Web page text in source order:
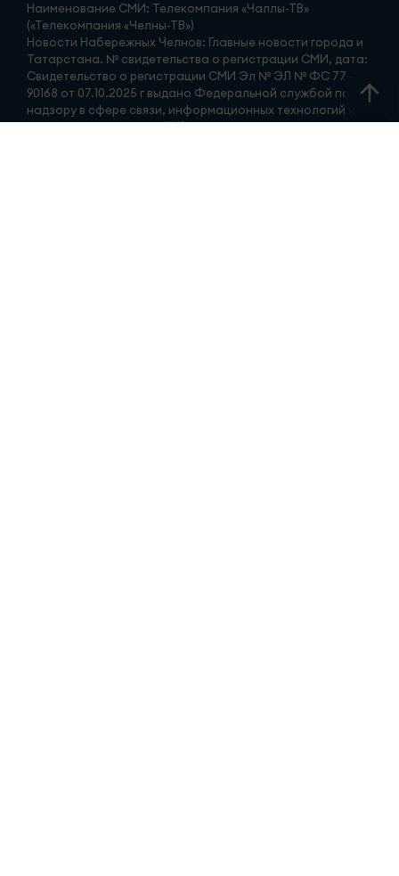
Наименование СМИ: Телекомпания «Чаллы-ТВ»
(«Телекомпания «Челны-ТВ»)
Новости Набережных Челнов: Главные новости города и
Татарстана. № свидетельства о регистрации СМИ, дата:
Свидетельство о регистрации СМИ Эл № ЭЛ № ФС 77 -
90168 от 07.10.2025 г выдано Федеральной службой по
надзору в сфере связи, информационных технологий и
массовых коммуникаций ФИО главного редактора: